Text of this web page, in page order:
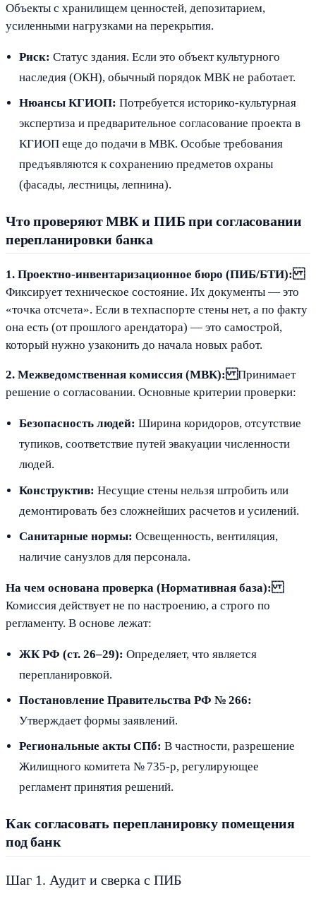
Объекты с хранилищем ценностей, депозитарием,
усиленными нагрузками на перекрытия.
Риск: Статус здания. Если это объект культурного
наследия (ОКН), обычный порядок МВК не работает.
Нюансы КГИОП: Потребуется историко-культурная
экспертиза и предварительное согласование проекта в
КГИОП еще до подачи в МВК. Особые требования
предъявляются к сохранению предметов охраны
(фасады, лестницы, лепнина).
Что проверяют МВК и ПИБ при согласовании
перепланировки банка
1. Проектно-инвентаризационное бюро (ПИБ/БТИ):
Фиксирует техническое состояние. Их документы — это
«точка отсчета». Если в техпаспорте стены нет, а по факту
она есть (от прошлого арендатора) — это самострой,
который нужно узаконить до начала новых работ.
2. Межведомственная комиссия (МВК):Принимает
решение о согласовании. Основные критерии проверки:
Безопасность людей: Ширина коридоров, отсутствие
тупиков, соответствие путей эвакуации численности
людей.
Конструктив: Несущие стены нельзя штробить или
демонтировать без сложнейших расчетов и усилений.
Санитарные нормы: Освещенность, вентиляция,
наличие санузлов для персонала.
На чем основана проверка (Нормативная база):
Комиссия действует не по настроению, а строго по
регламенту. В основе лежат:
ЖК РФ (ст. 26–29): Определяет, что является
перепланировкой.
Постановление Правительства РФ № 266:
Утверждает формы заявлений.
Региональные акты СПб: В частности, разрешение
Жилищного комитета № 735‑р, регулирующее
регламент принятия решений.
Как согласовать перепланировку помещения
под банк
Шаг 1. Аудит и сверка с ПИБ